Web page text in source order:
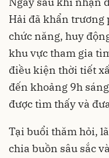
Hải đã khẩn trương
chức năng, huy
khu vực tham gia
điều kiện thời tiết
đến khoảng 9h
được tìm thấy và
Tại buổi thăm hỏi,
chia buồn sâu sắc